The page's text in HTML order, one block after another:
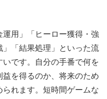
用」「ヒーロー獲得・強
「結果処理」といった流
です。自分の手番で何を
を得るのか、将来のため
れます。短時間ゲームな